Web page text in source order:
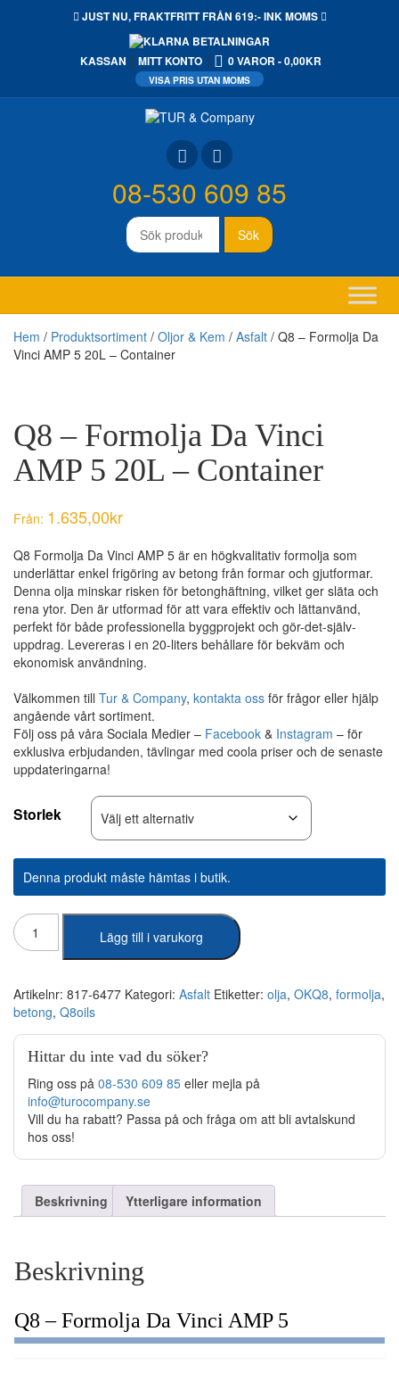
JUST NU,FRAKTFRITTFRÅN 619:- INK MOMS
KASSAN MITT KONTO 0 VAROR 0,00KR
Sök
efter:
Sök
08-530 609 85
Hem / Produktsortiment / Oljor & Kem / Asfalt / Q8 – Formolja Da
Vinci AMP 5 20L – Container
Q8 – Formolja Da Vinci
AMP 5 20L – Container
Från: 1.635,00kr
Q8 Formolja Da Vinci AMP 5 är en högkvalitativ formolja som
underlättar enkel frigöring av betong från formar och gjutformar.
Denna olja minskar risken för betonghäftning, vilket ger släta och
rena ytor. Den är utformad för att vara effektiv och lättanvänd,
perfekt för både professionella byggprojekt och gör-det-själv-
uppdrag. Levereras i en 20-liters behållare för bekväm och
ekonomisk användning.
Välkommen till Tur & Company, kontakta oss för frågor eller hjälp
angående vårt sortiment.
Följ oss på våra Sociala Medier – Facebook & Instagram – för
exklusiva erbjudanden, tävlingar med coola priser och de senaste
uppdateringarna!
Storlek
Denna produkt måste hämtas i butik.
Q8
-
Formolja
Vinci
AMP
20L
Container
mängd
Lägg till i varukorg
Artikelnr: 817-6477 Kategori: Asfalt Etiketter: olja, OKQ8, formolja,
betong, Q8oils
Hittar du inte vad du söker?
Ring oss på 08-530 609 85 eller mejla på
info@turocompany.se
Vill du ha rabatt? Passa på och fråga om att bli avtalskund
hos oss!
Beskrivning Ytterligare information
Beskrivning
Q8 – Formolja Da Vinci AMP 5